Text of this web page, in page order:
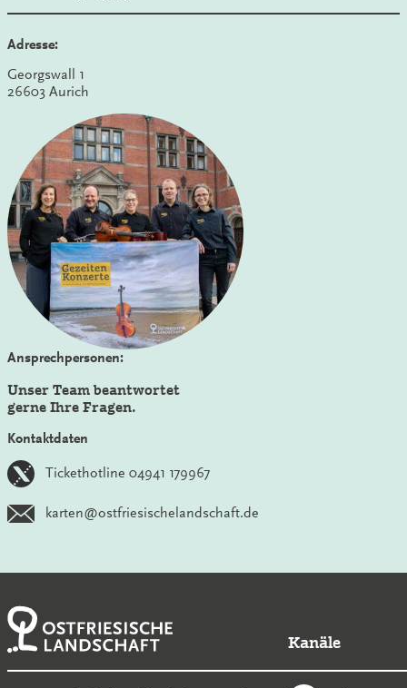
Adresse:
Georgswall 1
26603 Aurich
Ansprechpersonen:
Unser Team beantwortet
gerne Ihre Fragen.
Kontaktdaten
Tickethotline 04941 179967
karten@ostfriesischelandschaft.de
Kanäle